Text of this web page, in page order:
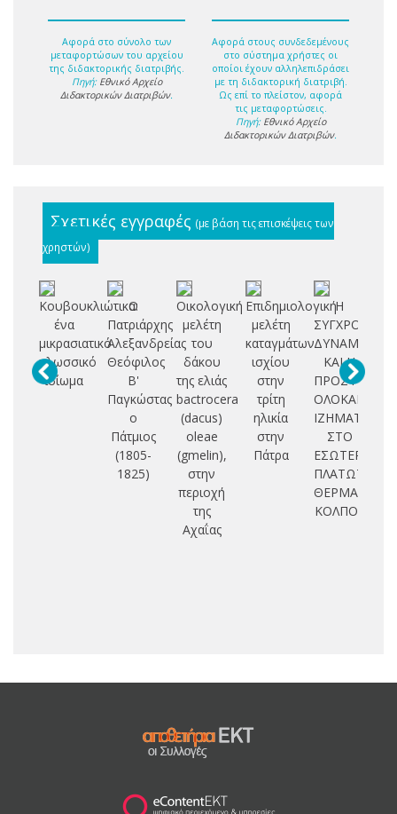
Αφορά στο σύνολο των
μεταφορτώσων του αρχείου
της διδακτορικής διατριβής.
Πηγή: Εθνικό Αρχείο
Διδακτορικών Διατριβών.
Αφορά στους συνδεδεμένους
στο σύστημα χρήστες οι
οποίοι έχουν αλληλεπιδράσει
με τη διδακτορική διατριβή.
Ως επί το πλείστον, αφορά
τις μεταφορτώσεις.
Πηγή: Εθνικό Αρχείο
Διδακτορικών Διατριβών.
Σχετικές εγγραφές (με βάση τις επισκέψεις των
χρηστών)
Κουβουκλιώτικα:
ένα
μικρασιατικό
γλωσσικό
ιδίωμα
Ο
Πατριάρχης
Αλεξανδρείας
Θεόφιλος
Β'
Παγκώστας
ο
Πάτμιος
(1805-
1825)
Οικολογική
μελέτη
του
δάκου
της ελιάς
bactrocera
(dacus)
oleae
(gmelin),
στην
περιοχή
της
Αχαΐας
Επιδημιολογική
μελέτη
καταγμάτων
ισχίου
στην
τρίτη
ηλικία
στην
Πάτρα
Η
ΣΥΓΧΡΟΝΗ
ΔΥΝΑΜΙΚΗ
ΚΑΙ Η
ΠΡΟΣΦΑΤΗ
ΟΛΟΚΑΙΝΙΚΗ
ΣΤΟ
ΕΣΩΤΕΡΙΚΟ
ΠΛΑΤΩΤΟΥ
ΘΕΡΜΑΙΚΟΥ
ΚΟΛΠΟΥ